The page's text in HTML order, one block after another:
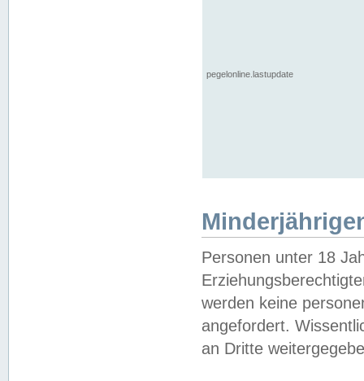
pegelonline.lastupdate
Personen unter 18
werden keine
angefordert.
an Dritte